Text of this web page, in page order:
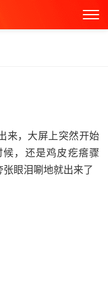
来，大屏上突然开始
，还是鸡皮疙瘩骤
眼泪唰地就出来了